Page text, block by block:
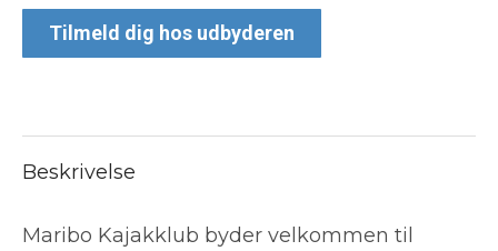
Tilmeld dig hos udbyderen
Beskrivelse
Maribo Kajakklub byder velkommen til